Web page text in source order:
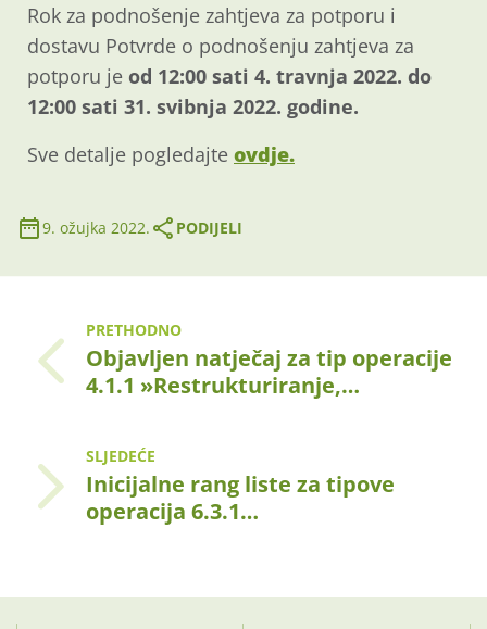
Rok za podnošenje zahtjeva za potporu i
dostavu Potvrde o podnošenju zahtjeva za
potporu je od 12:00 sati 4. travnja 2022. do
12:00 sati 31. svibnja 2022. godine.
Sve detalje pogledajte ovdje.
9. ožujka 2022. PODIJELI
PRETHODNO
Objavljen natječaj za tip operacije
4.1.1 »Restrukturiranje,…
SLJEDEĆE
Inicijalne rang liste za tipove
operacija 6.3.1…